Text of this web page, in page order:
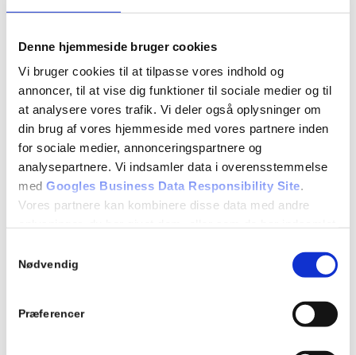
Denne hjemmeside bruger cookies
Vi bruger cookies til at tilpasse vores indhold og
annoncer, til at vise dig funktioner til sociale medier og til
at analysere vores trafik. Vi deler også oplysninger om
din brug af vores hjemmeside med vores partnere inden
for sociale medier, annonceringspartnere og
analysepartnere. Vi indsamler data i overensstemmelse
med Googles Business Data Responsibility Site.
Vores partnere kan kombinere disse data med andre
Se Cookie & Privatlivspolitik
Nødvendig
Præferencer
7.13 Højresving i vejkryds (rep)
7.15 Kørsel i rundkørsel
EVALUERENDE TEORIPRØVE
Detaljer
Dato:
30/09/2024
Tidspunkt:
18:15 - 21:15
Begivenhed Kategori: